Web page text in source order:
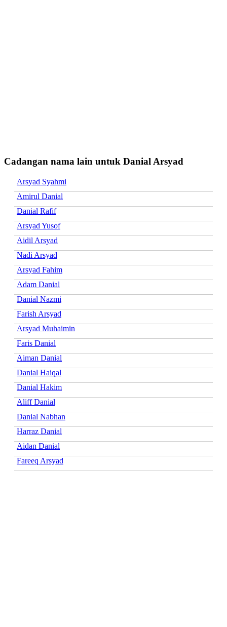
Cadangan nama lain untuk Danial Arsyad
Arsyad Syahmi
Amirul Danial
Danial Rafif
Arsyad Yusof
Aidil Arsyad
Nadi Arsyad
Arsyad Fahim
Adam Danial
Danial Nazmi
Farish Arsyad
Arsyad Muhaimin
Faris Danial
Aiman Danial
Danial Haiqal
Danial Hakim
Aliff Danial
Danial Nabhan
Harraz Danial
Aidan Danial
Fareeq Arsyad